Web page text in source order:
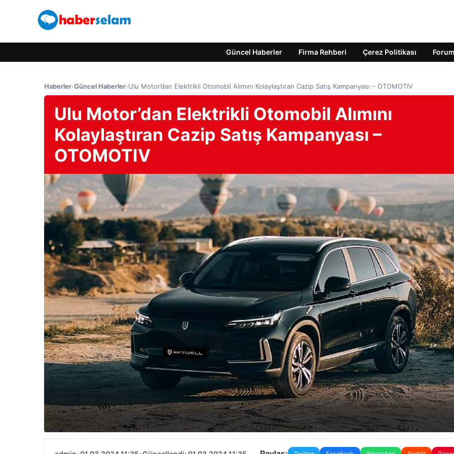
Güncel Haberler Firma Rehberi Çerez Politikası Forum
Haberler›Güncel Haberler›Ulu Motor’dan Elektrikli Otomobil Alımını Kolaylaştıran Cazip Satış Kampanyası – OTOMOTIV
Ulu Motor’dan Elektrikli Otomobil Alımını
Kolaylaştıran Cazip Satış Kampanyası –
OTOMOTIV